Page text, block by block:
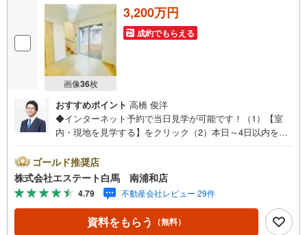
画像36枚
3,200万円
成約でもらえる
おすすめポイント 高橋 俊洋
◆インターネット予約で当日見学が可能です！（1）【室
内・現地を見学する】をクリック（2）本日～4日以内をご
ください。◆10:00～21:00はお電話でのお問い合わせがス
ムーズです。●南側広いお庭●高台・地下車庫付き（軽自動
車）●お問合せ後すぐにご案内致します【Yahoo！ 不動産
キャンペーン対象店舗です】 当店で物件を成約するとPa
yPayボーナスをプレゼント！◆エステート白馬の5大サポ
ート◆1.FP相談サポート社外のファイナンシャルプランナ
ゴールド推奨店
株式会社エステート白馬 南浦和店
4.79 不動産会社レビュー 29件
資料をもらう （無料）